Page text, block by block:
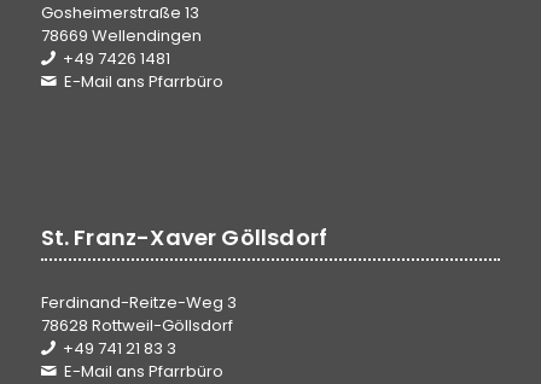
Gosheimerstraße 13
78669 Wellendingen
+49 7426 1481
E-Mail ans Pfarrbüro
St. Franz-Xaver Göllsdorf
Ferdinand-Reitze-Weg 3
78628 Rottweil-Göllsdorf
+49 741 21 83 3
E-Mail ans Pfarrbüro